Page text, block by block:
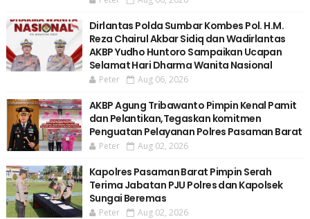
Dirlantas Polda Sumbar Kombes Pol. H.M.
Reza Chairul Akbar Sidiq dan Wadirlantas
AKBP Yudho Huntoro Sampaikan Ucapan
Selamat Hari Dharma Wanita Nasional
Peter Aug 06, 2026
AKBP Agung Tribawanto Pimpin Kenal Pamit
dan Pelantikan,Tegaskan komitmen
Penguatan Pelayanan Polres Pasaman Barat
Peter Aug 02, 2026
Kapolres Pasaman Barat Pimpin Serah
Terima Jabatan PJU Polres dan Kapolsek
Sungai Beremas
Peter Aug 02, 2026